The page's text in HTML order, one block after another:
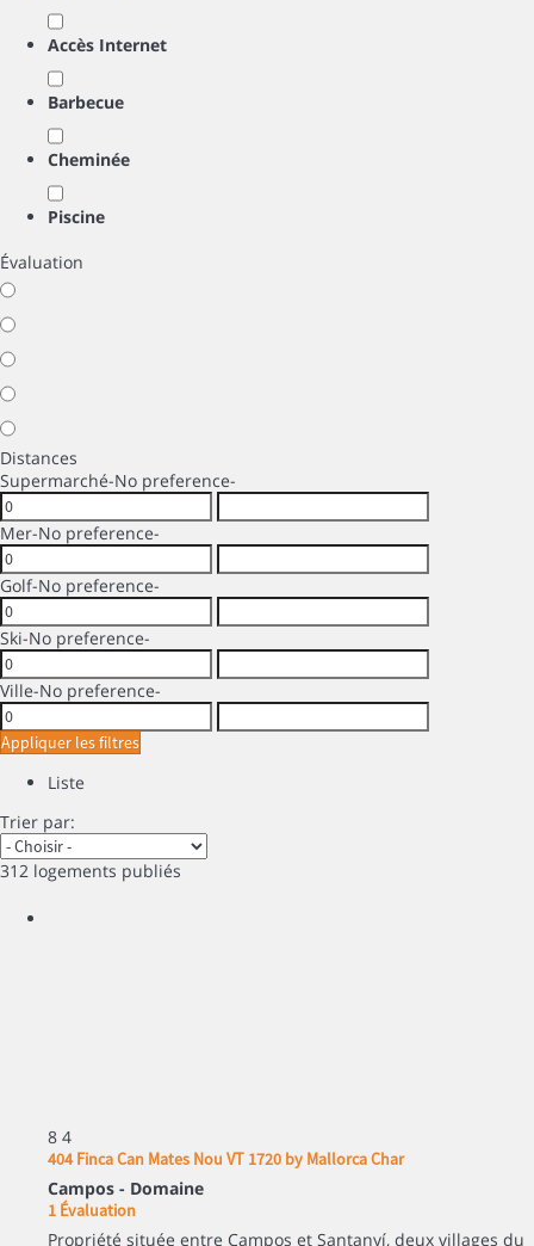
Accès Internet
Barbecue
Cheminée
Piscine
Évaluation
Distances
Supermarché-No preference-
Mer-No preference-
Golf-No preference-
Ski-No preference-
Ville-No preference-
Appliquer les filtres
Liste
Trier par:
312 logements publiés
8 4
404 Finca Can Mates Nou VT 1720 by Mallorca Char
Campos - Domaine
1 Évaluation
Propriété située entre Campos et Santanyí, deux villages du